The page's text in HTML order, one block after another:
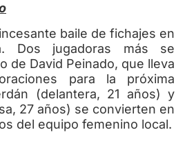
baile de fichajes en
Dos jugadoras más se
de David Peinado, que lleva
para la próxima
(delantera, 21 años) y
27 años) se convierten en
del equipo femenino local.